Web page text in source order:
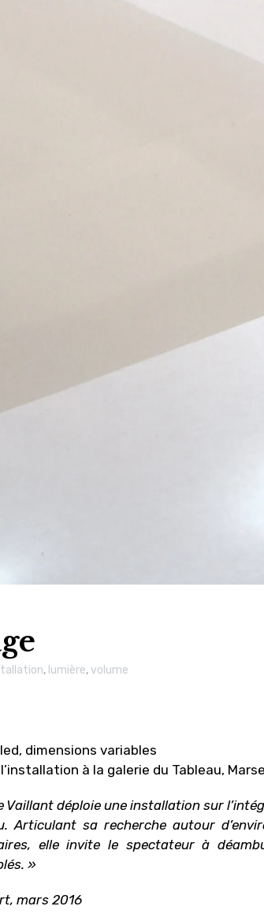
, lumière,volume
dimensions variables
à la galerie du Tableau,
Vaillant déploie une installation sur
Articulant sa recherche autour
elle invite le spectateur à
»
mars 2016